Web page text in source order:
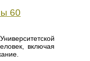
60
включая